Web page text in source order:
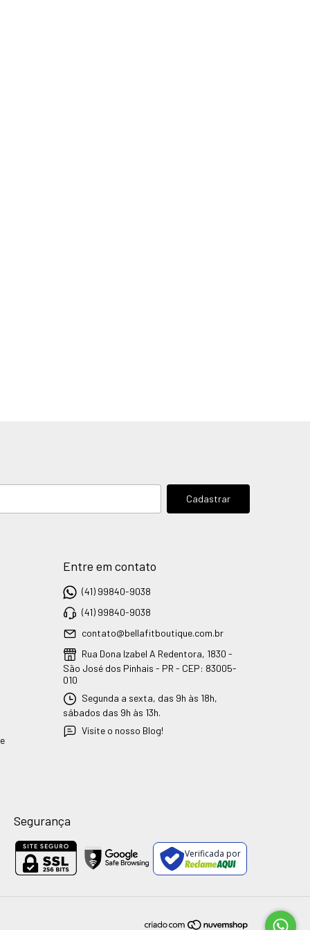
Entre em contato
(41) 99840-9038
(41) 99840-9038
contato@bellafitboutique.com.br
Rua Dona Izabel A Redentora, 1830 -
São José dos Pinhais - PR - CEP: 83005-
010
Segunda a sexta, das 9h às 18h,
sábados das 9h às 13h.
Visite o nosso Blog!
Segurança
Verificada por